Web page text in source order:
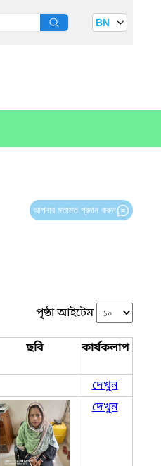
BN
আপনার মতামত প্রদান করুন
পৃষ্ঠা আইটেম
ছবি কার্যকলাপ
দেখুন
দেখুন